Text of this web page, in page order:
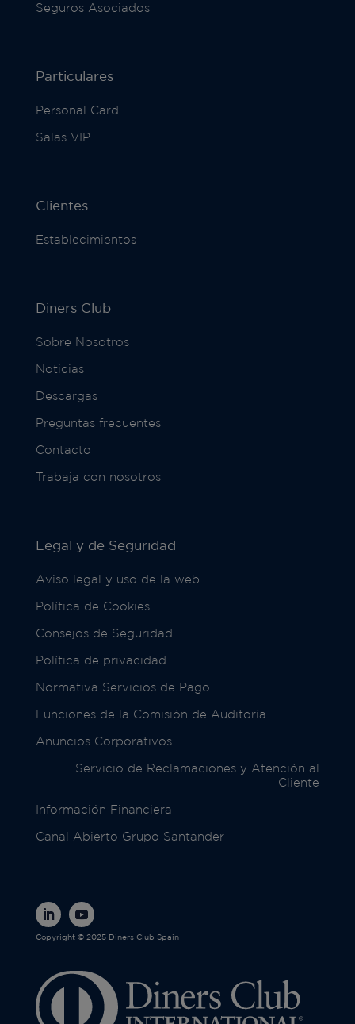
Seguros Asociados
Particulares
Personal Card
Salas VIP
Clientes
Establecimientos
Diners Club
Sobre Nosotros
Noticias
Descargas
Preguntas frecuentes
Contacto
Trabaja con nosotros
Legal y de Seguridad
Aviso legal y uso de la web
Política de Cookies
Consejos de Seguridad
Política de privacidad
Normativa Servicios de Pago
Funciones de la Comisión de Auditoría
Anuncios Corporativos
Servicio de Reclamaciones y Atención al
Cliente
Información Financiera
Canal Abierto Grupo Santander
Copyright © 2025 Diners Club Spain